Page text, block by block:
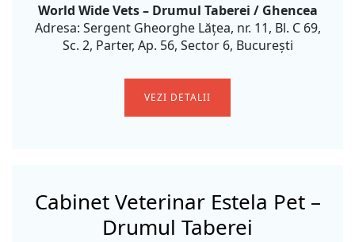
World Wide Vets – Drumul Taberei / Ghencea
Adresa: Sergent Gheorghe Lățea, nr. 11, Bl. C 69,
Sc. 2, Parter, Ap. 56, Sector 6, București
VEZI DETALII
Cabinet Veterinar Estela Pet –
Drumul Taberei